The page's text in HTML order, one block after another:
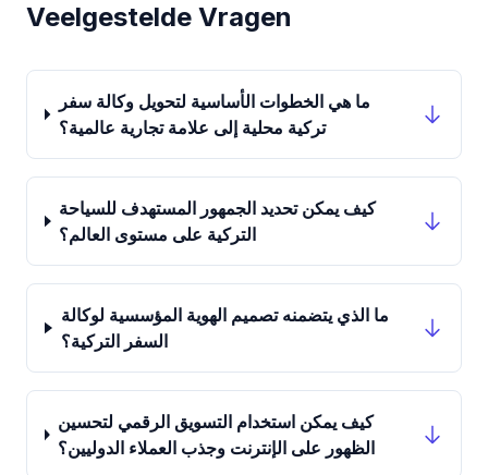
Veelgestelde Vragen
ما هي الخطوات الأساسية لتحويل وكالة سفر
تركية محلية إلى علامة تجارية عالمية؟
كيف يمكن تحديد الجمهور المستهدف للسياحة
التركية على مستوى العالم؟
ما الذي يتضمنه تصميم الهوية المؤسسية لوكالة
السفر التركية؟
كيف يمكن استخدام التسويق الرقمي لتحسين
الظهور على الإنترنت وجذب العملاء الدوليين؟